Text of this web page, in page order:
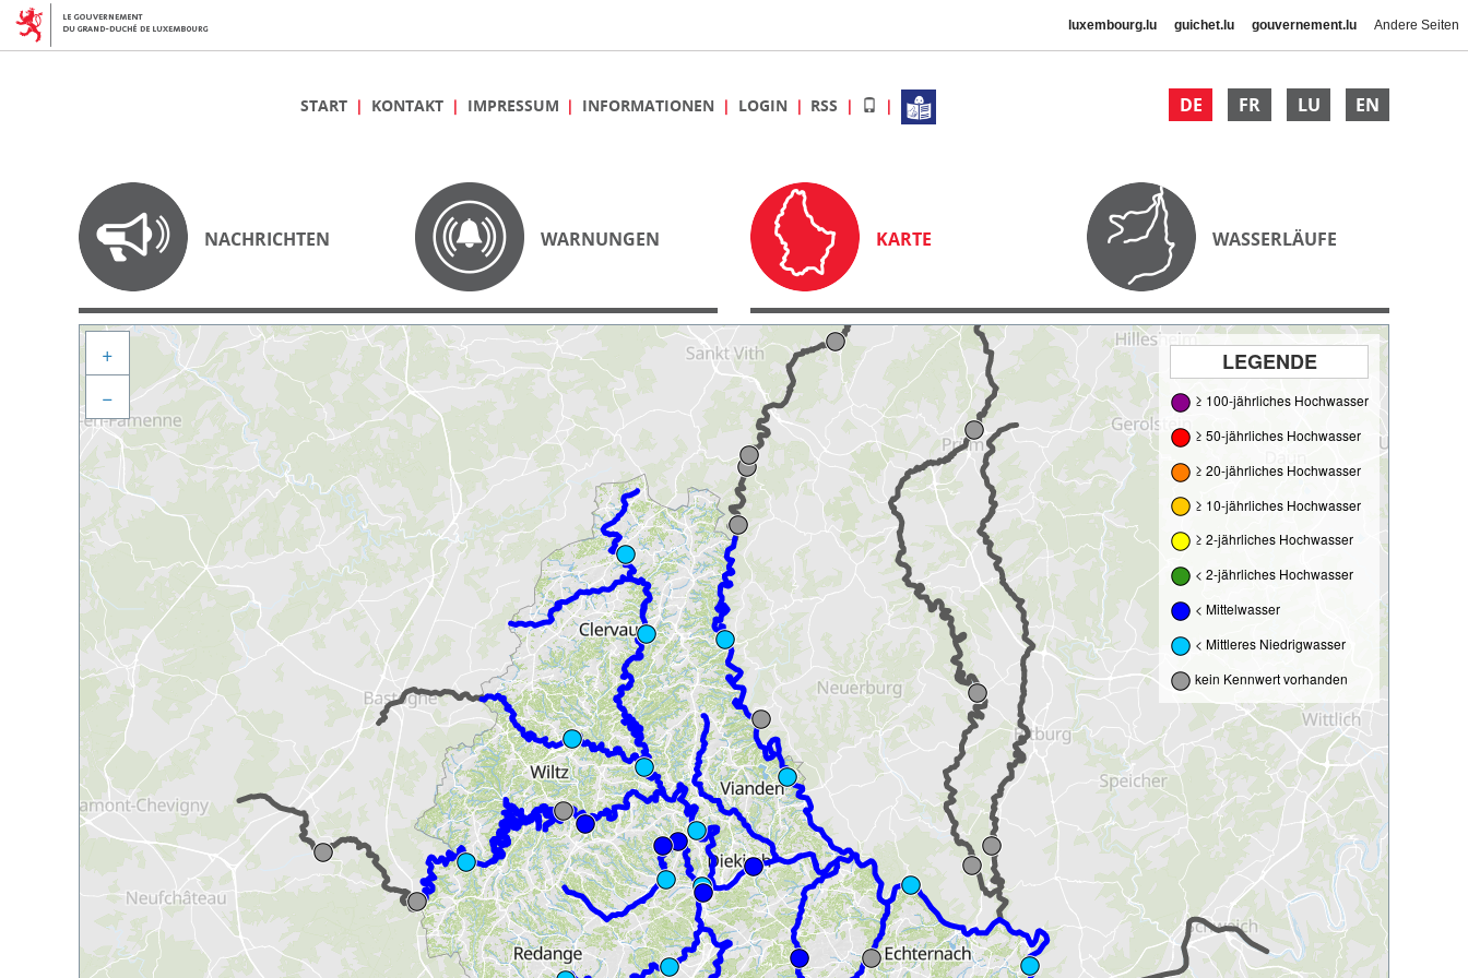
luxembourg.lu guichet.lu gouvernement.lu Andere Seiten
DE FR LU EN
START KONTAKT IMPRESSUM INFORMATIONEN LOGIN RSS
NACHRICHTEN WARNUNGEN KARTE WASSERLÄUFE
LEGENDE
≥ 100-jährliches Hochwasser
≥ 50-jährliches Hochwasser
≥ 20-jährliches Hochwasser
≥ 10-jährliches Hochwasser
≥ 2-jährliches Hochwasser
< 2-jährliches Hochwasser
< Mittelwasser
< Mittleres Niedrigwasser
kein Kennwert vorhanden
+
−